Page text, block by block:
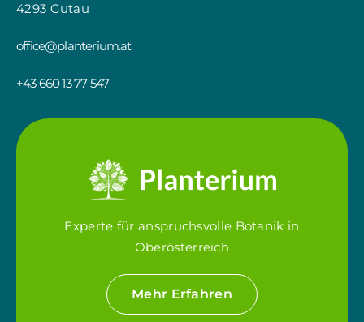
4293 Gutau
office@planterium.at
+43 660 13 77 547
Experte für anspruchsvolle Botanik in
Oberösterreich
Mehr Erfahren